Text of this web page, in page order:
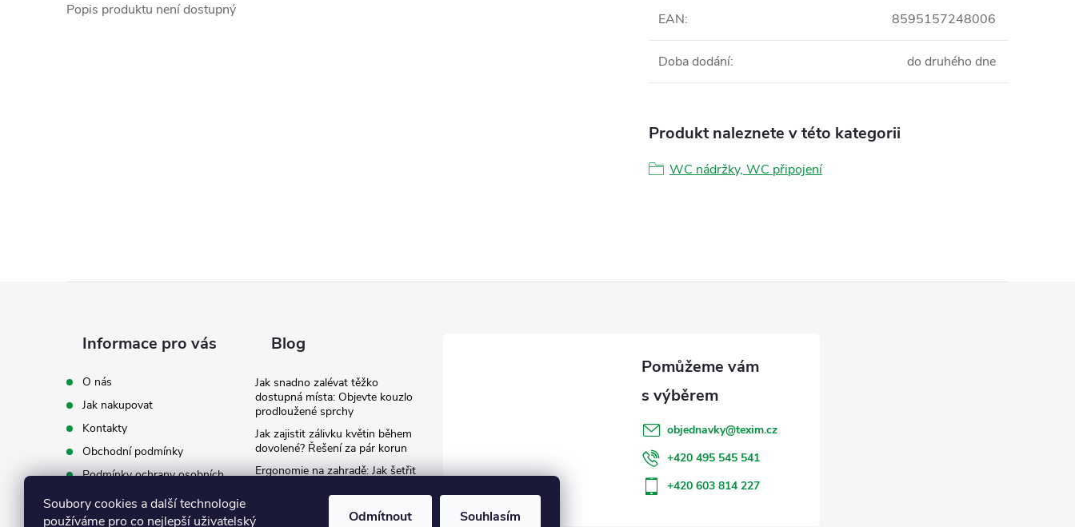
Soubory cookies a další technologie
používáme pro co nejlepší uživatelský
Odmítnout Souhlasím
Popis produktu není dostupný
EAN: 8595157248006
Doba dodání: do druhého dne
Produkt naleznete v této kategorii
WC nádržky, WC připojení
Informace pro vás
O nás
Jak nakupovat
Kontakty
Obchodní podmínky
Podmínky ochrany osobních
Ke stažení
Blog
Jak snadno zalévat těžko
dostupná místa: Objevte kouzlo
prodloužené sprchy
Jak zajistit zálivku květin během
dovolené? Řešení za pár korun
Ergonomie na zahradě: Jak šetřit
objednavky@texim.cz
+420 495 545 541
+420 603 814 227